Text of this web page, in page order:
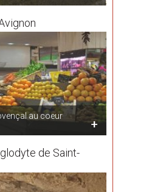
au coeur
de Saint-